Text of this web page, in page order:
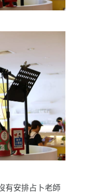
有安排占卜老師